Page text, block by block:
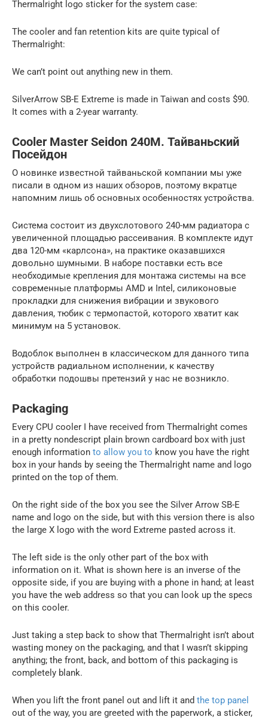
Thermalright logo sticker for the system case:
The cooler and fan retention kits are quite typical of
Thermalright:
We can’t point out anything new in them.
SilverArrow SB-E Extreme is made in Taiwan and costs $90.
It comes with a 2-year warranty.
Cooler Master Seidon 240M. Тайваньский
Посейдон
О новинке известной тайваньской компании мы уже
писали в одном из наших обзоров, поэтому вкратце
напомним лишь об основных особенностях устройства.
Система состоит из двухслотового 240-мм радиатора с
увеличенной площадью рассеивания. В комплекте идут
два 120-мм «карлсона», на практике оказавшихся
довольно шумными. В наборе поставки есть все
необходимые крепления для монтажа системы на все
современные платформы AMD и Intel, силиконовые
прокладки для снижения вибрации и звукового
давления, тюбик с термопастой, которого хватит как
минимум на 5 установок.
Водоблок выполнен в классическом для данного типа
устройств радиальном исполнении, к качеству
обработки подошвы претензий у нас не возникло.
Packaging
Every CPU cooler I have received from Thermalright comes
in a pretty nondescript plain brown cardboard box with just
enough information to allow you to know you have the right
box in your hands by seeing the Thermalright name and logo
printed on the top of them.
On the right side of the box you see the Silver Arrow SB-E
name and logo on the side, but with this version there is also
the large X logo with the word Extreme pasted across it.
The left side is the only other part of the box with
information on it. What is shown here is an inverse of the
opposite side, if you are buying with a phone in hand; at least
you have the web address so that you can look up the specs
on this cooler.
Just taking a step back to show that Thermalright isn’t about
wasting money on the packaging, and that I wasn’t skipping
anything; the front, back, and bottom of this packaging is
completely blank.
When you lift the front panel out and lift it and the top panel
out of the way, you are greeted with the paperwork, a sticker,